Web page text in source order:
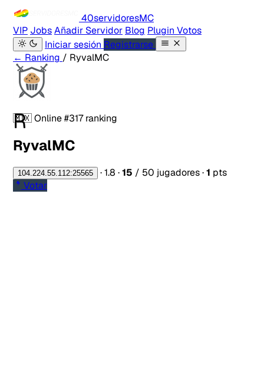
40servidoresMC
VIP JobsAñadir Servidor Blog Plugin Votos
Iniciar sesión Registrarse
← Ranking / RyvalMC
R
🇲🇽Online#317 ranking
RyvalMC
104.224.55.112:25565 ·1.8 ·15 / 50 jugadores·1 pts
Votar